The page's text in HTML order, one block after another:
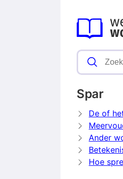
Spar
De of
Ander
Hoe